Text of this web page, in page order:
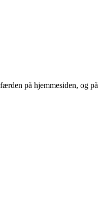
på hjemmesiden, og